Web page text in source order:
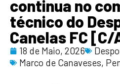
continua no
técnico do
Canelas FC [C/
18 de Maio, 2026
Marco de Canaveses,